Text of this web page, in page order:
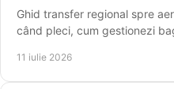
Ghid transfer regional spre
când pleci, cum gestionezi
11 iulie 2026